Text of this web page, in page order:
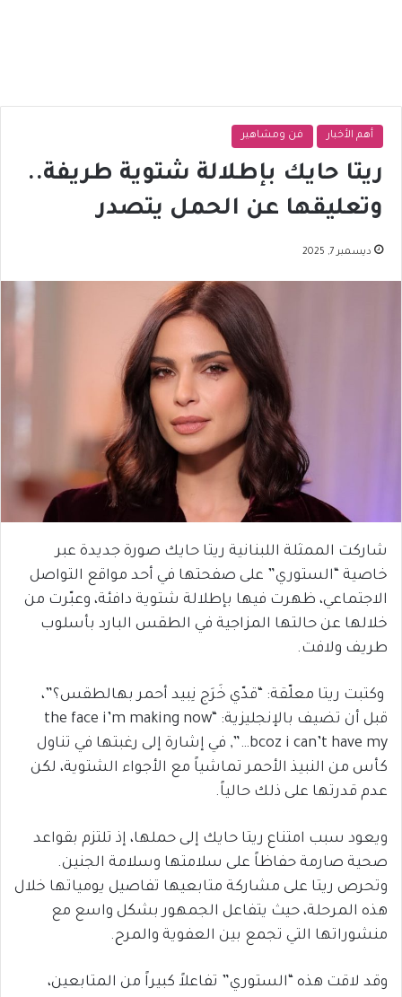
أهم الأخبار فن ومشاهير
ريتا حايك بإطلالة شتوية طريفة..
وتعليقها عن الحمل يتصدر
ديسمبر 7, 2025
شاركت الممثلة اللبنانية ريتا حايك صورة جديدة عبر
خاصية “الستوري” على صفحتها في أحد مواقع التواصل
الاجتماعي، ظهرت فيها بإطلالة شتوية دافئة، وعبّرت من
خلالها عن حالتها المزاجية في الطقس البارد بأسلوب
طريف ولافت.
وكتبت ريتا معلّقة: “قدّي خَرَج نِبيد أحمر بهالطقس؟”،
قبل أن تضيف بالإنجليزية: “the face i’m making now
bcoz i can’t have my…”, في إشارة إلى رغبتها في تناول
كأس من النبيذ الأحمر تماشياً مع الأجواء الشتوية، لكن
عدم قدرتها على ذلك حالياً.
ويعود سبب امتناع ريتا حايك إلى حملها، إذ تلتزم بقواعد
صحية صارمة حفاظاً على سلامتها وسلامة الجنين.
وتحرص ريتا على مشاركة متابعيها تفاصيل يومياتها خلال
هذه المرحلة، حيث يتفاعل الجمهور بشكل واسع مع
منشوراتها التي تجمع بين العفوية والمرح.
وقد لاقت هذه “الستوري” تفاعلاً كبيراً من المتابعين،